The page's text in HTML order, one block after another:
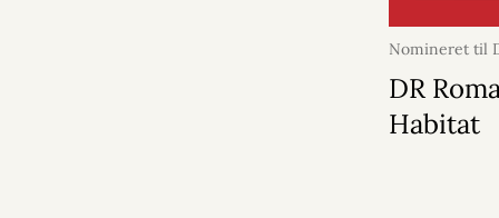
Nomineret til
Romanprisen
marts 2026
DR
Habitat